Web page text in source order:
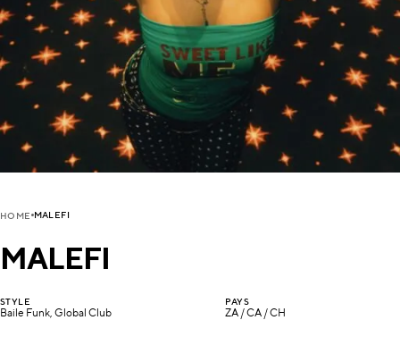
HOME MALEFI
MALEFI
STYLE
Baile Funk, Global Club
PAYS
ZA / CA / CH